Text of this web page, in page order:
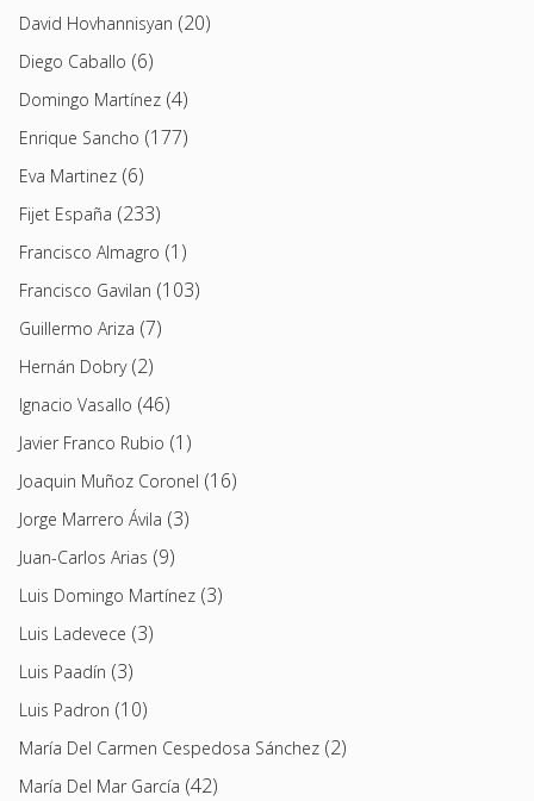
David Hovhannisyan (20)
Diego Caballo (6)
Domingo Martínez (4)
Enrique Sancho (177)
Eva Martinez (6)
Fijet España (233)
Francisco Almagro (1)
Francisco Gavilan (103)
Guillermo Ariza (7)
Hernán Dobry(2)
Ignacio Vasallo (46)
Javier Franco Rubio (1)
Joaquin Muñoz Coronel (16)
Jorge Marrero Ávila (3)
Juan-Carlos Arias (9)
Luis Domingo Martínez (3)
Luis Ladevece (3)
Luis Paadín (3)
Luis Padron (10)
María Del Carmen Cespedosa Sánchez (2)
María Del Mar García (42)